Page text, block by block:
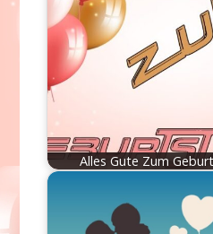
Alles Gute Zum